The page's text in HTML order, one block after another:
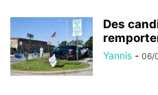
Des
Yannis - 06/